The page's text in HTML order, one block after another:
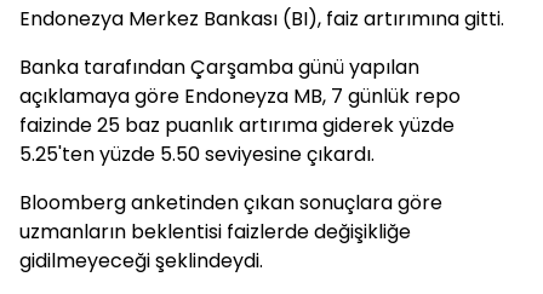
Endonezya Merkez Bankası (BI), faiz artırımına gitti.
Banka tarafından Çarşamba günü yapılan
açıklamaya göre Endoneyza MB, 7 günlük repo
faizinde 25 baz puanlık artırıma giderek yüzde
5.25'ten yüzde 5.50 seviyesine çıkardı.
Bloomberg anketinden çıkan sonuçlara göre
uzmanların beklentisi faizlerde değişikliğe
gidilmeyeceği şeklindeydi.